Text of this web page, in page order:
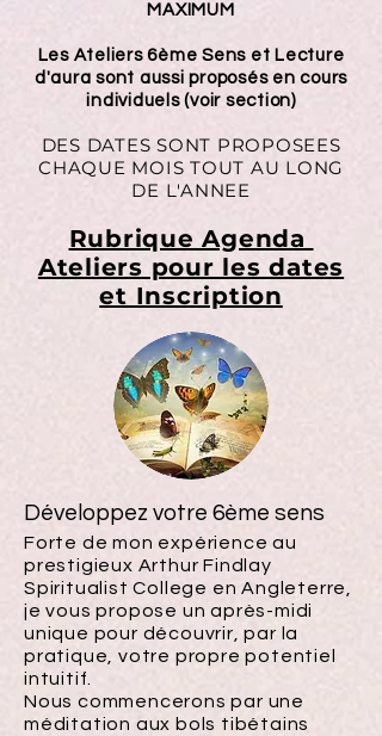
MAXIMUM
Les Ateliers 6ème Sens et Lecture
d'aura sont aussi proposés en cours
individuels (voir section)
DES DATES SONT PROPOSEES
CHAQUE MOIS TOUT AU LONG
DE L'ANNEE
Rubrique Agenda
Ateliers pour les dates
et Inscription
Développez votre 6ème sens
Forte de mon expérience au
prestigieux Arthur Findlay
Spiritualist College en Angleterre,
je vous propose un après-midi
unique pour découvrir, par la
pratique, votre propre potentiel
intuitif.
Nous commencerons par une
méditation aux bols tibétains